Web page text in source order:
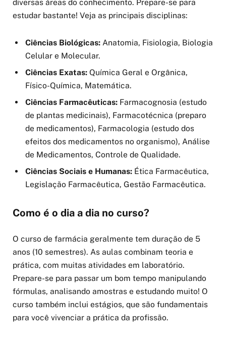
diversas áreas do conhecimento. Prepare-se para
estudar bastante! Veja as principais disciplinas:
Ciências Biológicas: Anatomia, Fisiologia, Biologia
Celular e Molecular.
Ciências Exatas: Química Geral e Orgânica,
Físico-Química, Matemática.
Ciências Farmacêuticas: Farmacognosia (estudo
de plantas medicinais), Farmacotécnica (preparo
de medicamentos), Farmacologia (estudo dos
efeitos dos medicamentos no organismo), Análise
de Medicamentos, Controle de Qualidade.
Ciências Sociais e Humanas: Ética Farmacêutica,
Legislação Farmacêutica, Gestão Farmacêutica.
Como é o dia a dia no curso?
O curso de farmácia geralmente tem duração de 5
anos (10 semestres). As aulas combinam teoria e
prática, com muitas atividades em laboratório.
Prepare-se para passar um bom tempo manipulando
fórmulas, analisando amostras e estudando muito! O
curso também inclui estágios, que são fundamentais
para você vivenciar a prática da profissão.